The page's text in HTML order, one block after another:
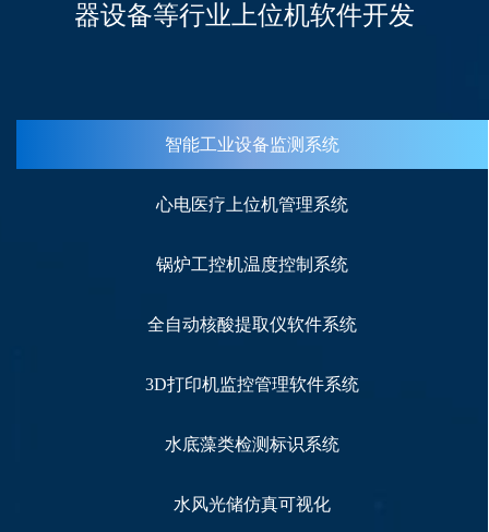
器设备等行业上位机软件开发
智能工业设备监测系统
心电医疗上位机管理系统
锅炉工控机温度控制系统
全自动核酸提取仪软件系统
3D打印机监控管理软件系统
水底藻类检测标识系统
水风光储仿真可视化